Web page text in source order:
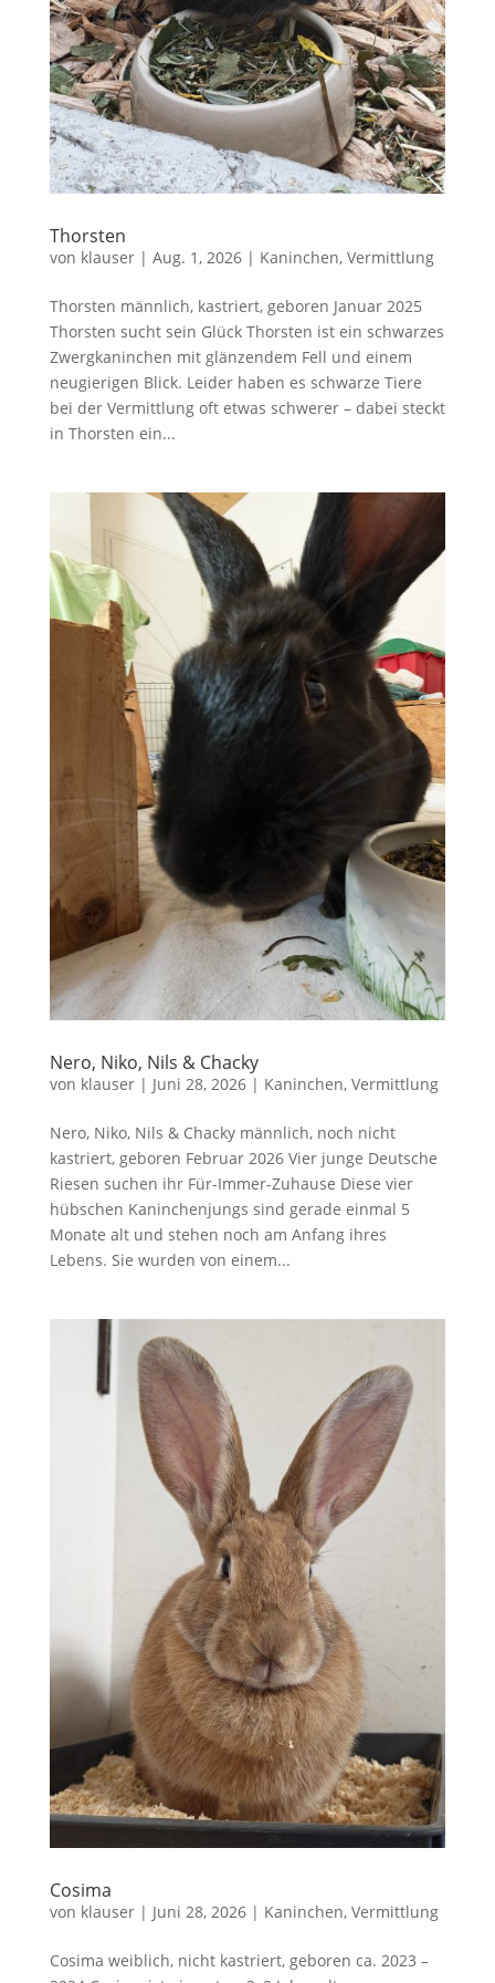
Thorsten
von klauser| Aug. 1, 2026| Kaninchen, Vermittlung
Thorsten männlich, kastriert, geboren Januar 2025
Thorsten sucht sein Glück Thorsten ist ein schwarzes
Zwergkaninchen mit glänzendem Fell und einem
neugierigen Blick. Leider haben es schwarze Tiere
bei der Vermittlung oft etwas schwerer – dabei steckt
in Thorsten ein...
Nero, Niko, Nils & Chacky
von klauser| Juni 28, 2026| Kaninchen, Vermittlung
Nero, Niko, Nils & Chacky männlich, noch nicht
kastriert, geboren Februar 2026 Vier junge Deutsche
Riesen suchen ihr Für-Immer-Zuhause Diese vier
hübschen Kaninchenjungs sind gerade einmal 5
Monate alt und stehen noch am Anfang ihres
Lebens. Sie wurden von einem...
Cosima
von klauser| Juni 28, 2026| Kaninchen, Vermittlung
Cosima weiblich, nicht kastriert, geboren ca. 2023 –